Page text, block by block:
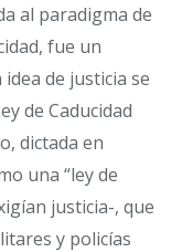
al paradigma de
fue un
de justicia se
de Caducidad
dictada en
una “ley de
justicia-, que
y policías